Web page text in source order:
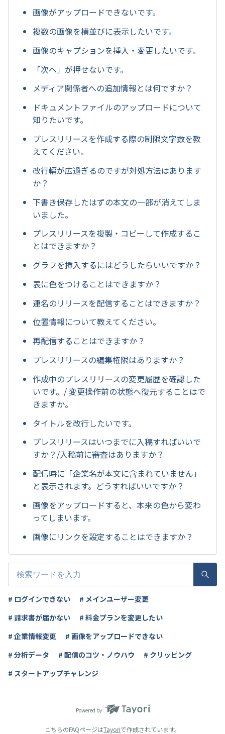
画像がアップロードできないです。
複数の画像を横並びに表示したいです。
画像のキャプションを挿入・変更したいです。
「次へ」が押せないです。
メディア関係者への追加情報とは何ですか？
ドキュメントファイルのアップロードについて
知りたいです。
プレスリリースを作成する際の制限文字数を教
えてください。
改行幅が広過ぎるのですが対処方法はあります
か？
下書き保存したはずの本文の一部が消えてしま
いました。
プレスリリースを複製・コピーして作成するこ
とはできますか？
グラフを挿入するにはどうしたらいいですか？
表に色をつけることはできますか？
連名のリリースを配信することはできますか？
位置情報について教えてください。
再配信することはできますか？
プレスリリースの編集権限はありますか？
作成中のプレスリリースの変更履歴を確認した
いです。/ 変更操作前の状態へ復元することはで
きますか。
タイトルを改行したいです。
プレスリリースはいつまでに入稿すればいいで
すか？/入稿前に審査はありますか？
配信時に「企業名が本文に含まれていません」
と表示されます。どうすればいいですか？
画像をアップロードすると、本来の色から変わ
ってしまいます。
画像にリンクを設定することはできますか？
# ログインできない
# メインユーザー変更
# 請求書が届かない
# 料金プランを変更したい
# 企業情報変更
# 画像をアップロードできない
# 分析データ
# 配信のコツ・ノウハウ
# クリッピング
# スタートアップチャレンジ
Powered by
こちらのFAQページはTayoriで作成されています。